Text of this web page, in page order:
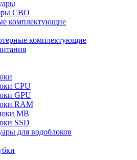
СВО
комплектующие
комплектующие
CPU
GPU
RAM
MB
SSD
для водоблоков